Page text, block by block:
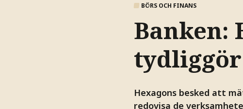
BÖRS OCH FINANS
Banken:
Hexagons besked att
redovisa de